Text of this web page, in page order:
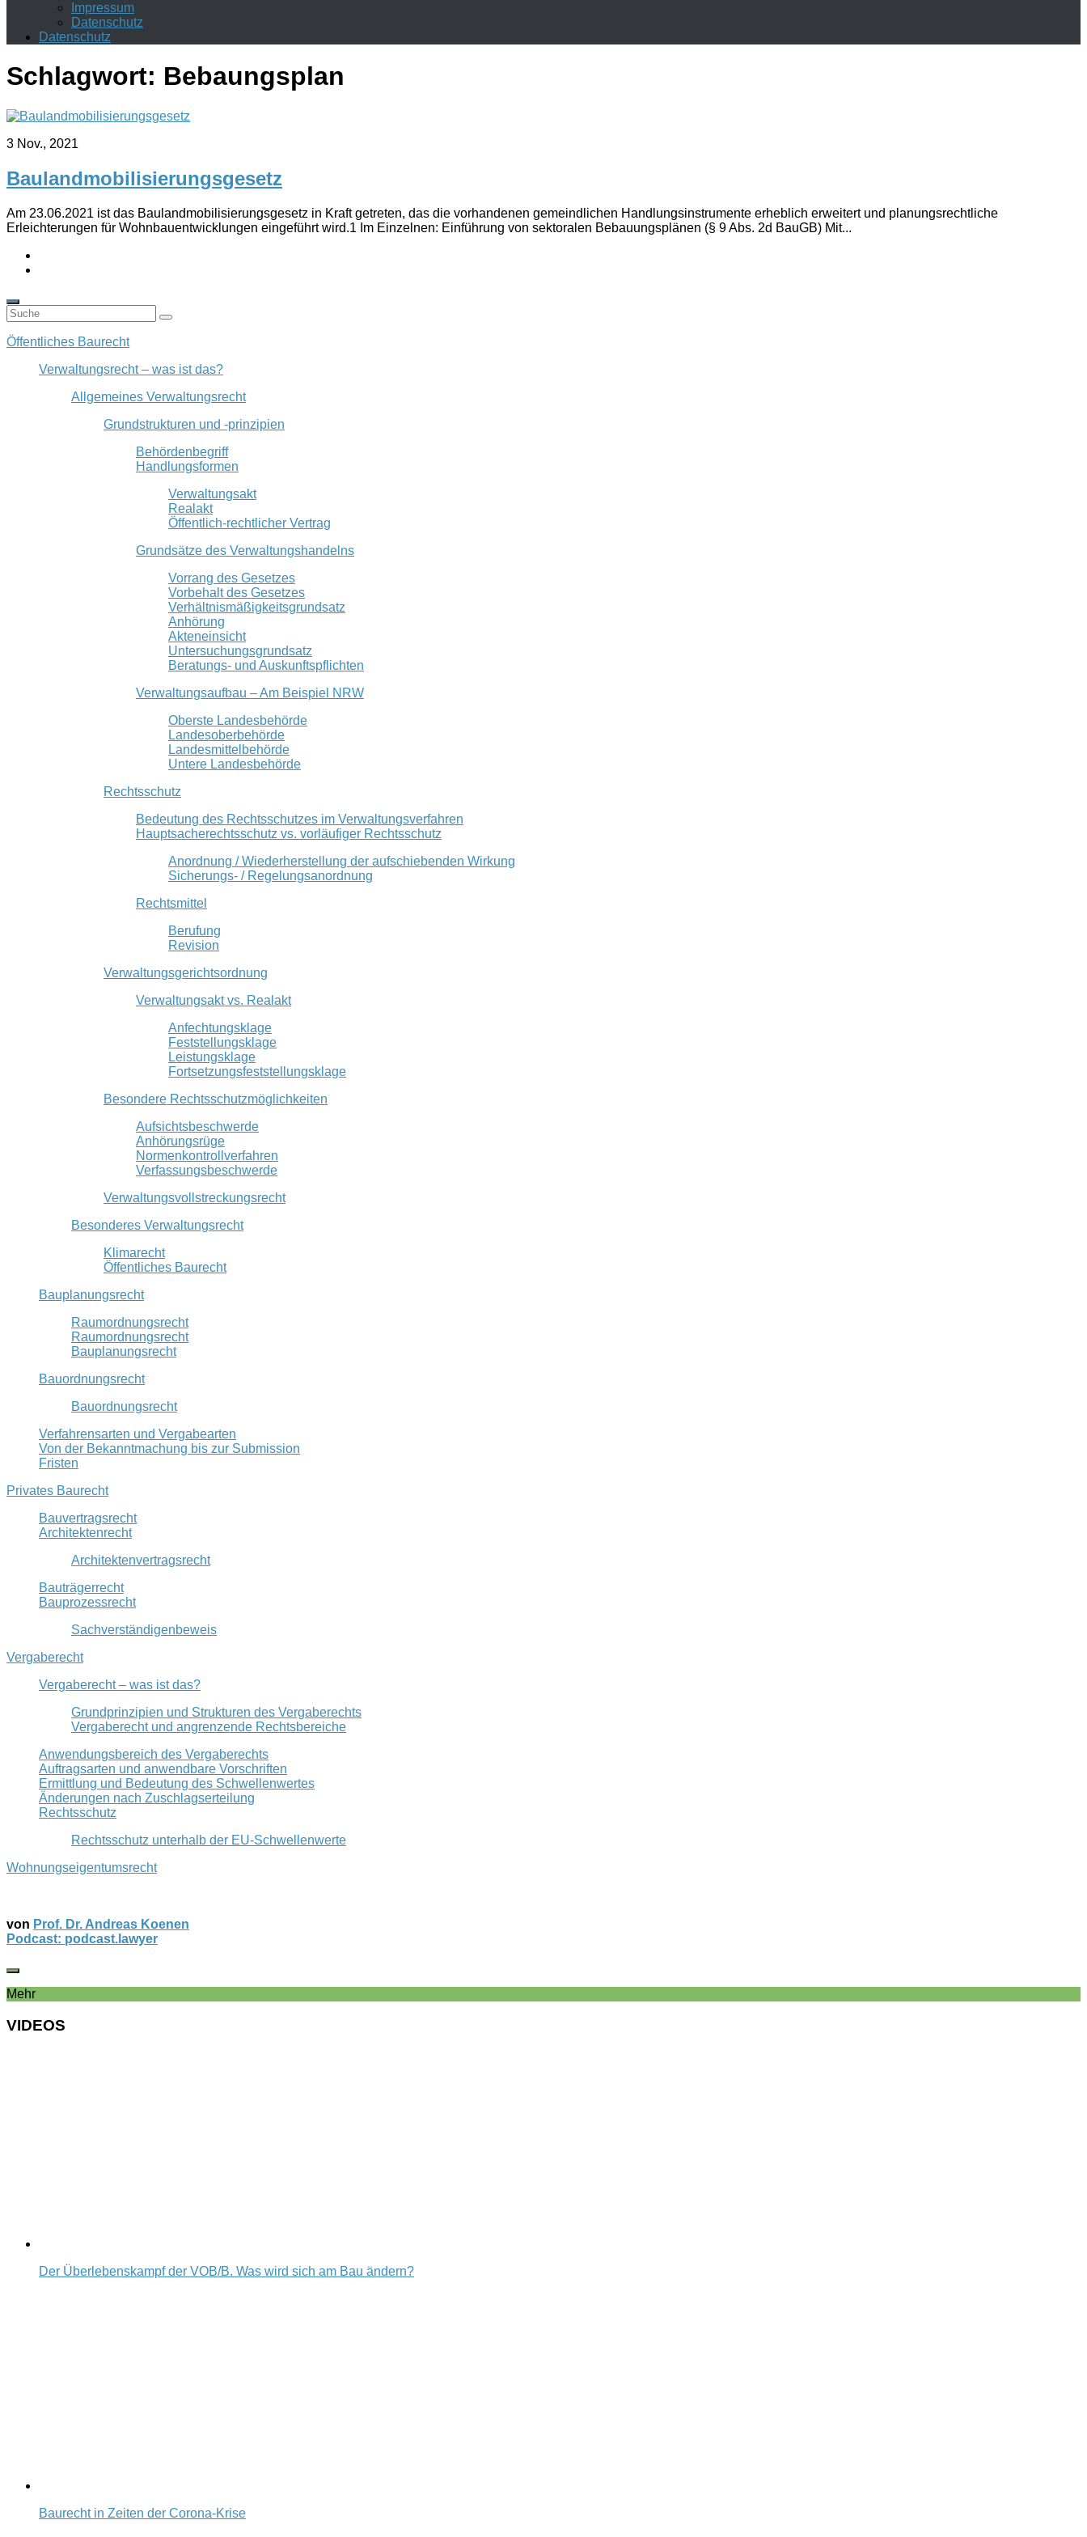
Impressum
Datenschutz
Datenschutz
Schlagwort: Bebaungsplan
3 Nov., 2021
Baulandmobilisierungsgesetz
Am 23.06.2021 ist das Baulandmobilisierungsgesetz in Kraft getreten, das die vorhandenen gemeindlichen Handlungsinstrumente erheblich erweitert und planungsrechtliche
Erleichterungen für Wohnbauentwicklungen eingeführt wird.1 Im Einzelnen: Einführung von sektoralen Bebauungsplänen (§ 9 Abs. 2d BauGB) Mit...
Öffentliches Baurecht
Verwaltungsrecht – was ist das?
Allgemeines Verwaltungsrecht
Grundstrukturen und -prinzipien
Behördenbegriff
Handlungsformen
Verwaltungsakt
Realakt
Öffentlich-rechtlicher Vertrag
Grundsätze des Verwaltungshandelns
Vorrang des Gesetzes
Vorbehalt des Gesetzes
Verhältnismäßigkeitsgrundsatz
Anhörung
Akteneinsicht
Untersuchungsgrundsatz
Beratungs- und Auskunftspflichten
Verwaltungsaufbau – Am Beispiel NRW
Oberste Landesbehörde
Landesoberbehörde
Landesmittelbehörde
Untere Landesbehörde
Rechtsschutz
Bedeutung des Rechtsschutzes im Verwaltungsverfahren
Hauptsacherechtsschutz vs. vorläufiger Rechtsschutz
Anordnung / Wiederherstellung der aufschiebenden Wirkung
Sicherungs- / Regelungsanordnung
Rechtsmittel
Berufung
Revision
Verwaltungsgerichtsordnung
Verwaltungsakt vs. Realakt
Anfechtungsklage
Feststellungsklage
Leistungsklage
Fortsetzungsfeststellungsklage
Besondere Rechtsschutzmöglichkeiten
Aufsichtsbeschwerde
Anhörungsrüge
Normenkontrollverfahren
Verfassungsbeschwerde
Verwaltungsvollstreckungsrecht
Besonderes Verwaltungsrecht
Klimarecht
Öffentliches Baurecht
Bauplanungsrecht
Raumordnungsrecht
Raumordnungsrecht
Bauplanungsrecht
Bauordnungsrecht
Bauordnungsrecht
Verfahrensarten und Vergabearten
Von der Bekanntmachung bis zur Submission
Fristen
Privates Baurecht
Bauvertragsrecht
Architektenrecht
Architektenvertragsrecht
Bauträgerrecht
Bauprozessrecht
Sachverständigenbeweis
Vergaberecht
Vergaberecht – was ist das?
Grundprinzipien und Strukturen des Vergaberechts
Vergaberecht und angrenzende Rechtsbereiche
Anwendungsbereich des Vergaberechts
Auftragsarten und anwendbare Vorschriften
Ermittlung und Bedeutung des Schwellenwertes
Änderungen nach Zuschlagserteilung
Rechtsschutz
Rechtsschutz unterhalb der EU-Schwellenwerte
Wohnungseigentumsrecht
von Prof. Dr. Andreas Koenen
Podcast: podcast.lawyer
Mehr
VIDEOS
Der Überlebenskampf der VOB/B. Was wird sich am Bau ändern?
Baurecht in Zeiten der Corona-Krise